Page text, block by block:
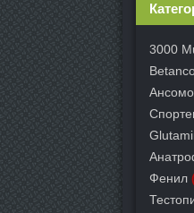
3000
Фенил